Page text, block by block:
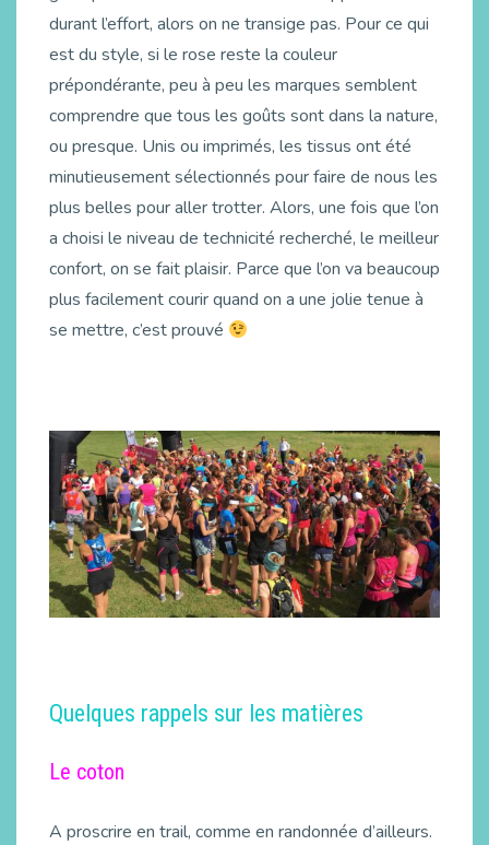
durant l’effort, alors on ne transige pas. Pour ce qui
est du style, si le rose reste la couleur
prépondérante, peu à peu les marques semblent
comprendre que tous les goûts sont dans la nature,
ou presque. Unis ou imprimés, les tissus ont été
minutieusement sélectionnés pour faire de nous les
plus belles pour aller trotter. Alors, une fois que l’on
a choisi le niveau de technicité recherché, le meilleur
confort, on se fait plaisir. Parce que l’on va beaucoup
plus facilement courir quand on a une jolie tenue à
se mettre, c’est prouvé
Quelques rappels sur les matières
Le coton
A proscrire en trail, comme en randonnée d’ailleurs.